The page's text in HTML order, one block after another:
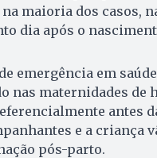
maioria dos casos,
dia após o
emergência em
nas maternidades
antes
e a criança
pós-parto.